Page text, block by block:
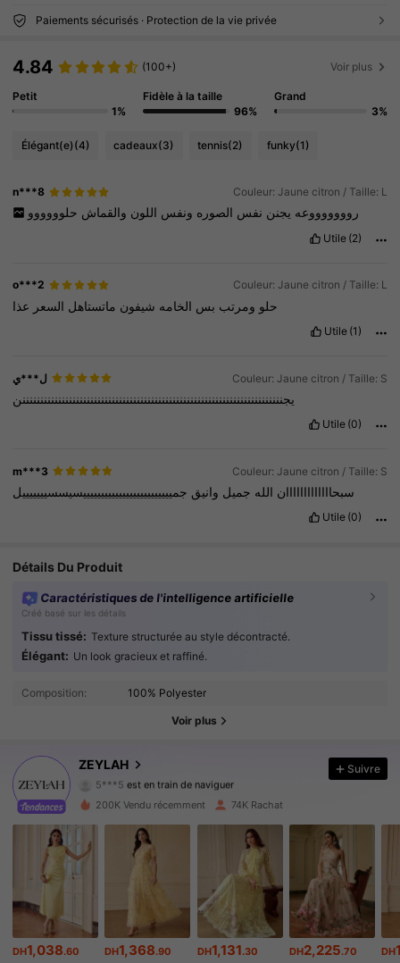
Paiements sécurisés · Protection de la vie privée
4.84 (100+) Voir plus
Petit
1%
Fidèle à la taille
96%
Grand
3%
Élégant(e)(4) cadeaux(3) tennis(2) funky(1)
n***8 Couleur: Jaune citron / Taille: L
روووووووعه يجنن نفس الصوره ونفس اللون والقماش حلوووووو
Utile (2)
o***2 Couleur: Jaune citron / Taille: L
حلو ومرتب بس الخامه شيفون ماتستاهل السعر عذا
Utile (1)
ل***ي Couleur: Jaune citron / Taille: S
يجنننننننننننننننننننننننننننننننننننننننننننننننننننننننننننننننننننننننننن
Utile (0)
m***3 Couleur: Jaune citron / Taille: S
سبحااااااااااااان الله جميل وانيق جميييييييييييييييييييييييييسيسسيييييييل
Utile (0)
Détails Du Produit
Caractéristiques de l'intelligence artificielle
Créé basé sur les détails
Tissu tissé: Texture structurée au style décontracté.
Élégant: Un look gracieux et raffiné.
Composition: 100% Polyester
Voir plus
ZEYLAH
4.83 434K Suiveurs
4.83
434K Suiveurs
434K Suiveurs
4.83 434K Suiveurs
4.83 434K Suiveurs
Suivre
200K Vendu récemment 74K Rachat
DH1,038.60 DH1,368.90 DH1,131.30 DH2,225.70 DH